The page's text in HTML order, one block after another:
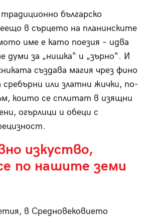
българско
в сърцето на планинските
име е като поезия – идва
думи за „нишка“ и „зърно“. И
създава магия чрез фино
сребърни или златни жички, по-
които се сплитат в изящни
огърлици и обеци с
изкуство,
по нашите земи
в Средновековието